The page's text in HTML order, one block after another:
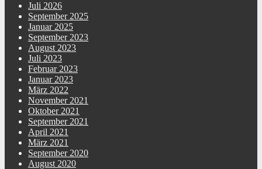
Juli 2026
September 2025
Januar 2025
September 2023
August 2023
Juli 2023
Februar 2023
Januar 2023
März 2022
November 2021
Oktober 2021
September 2021
April 2021
März 2021
September 2020
August 2020